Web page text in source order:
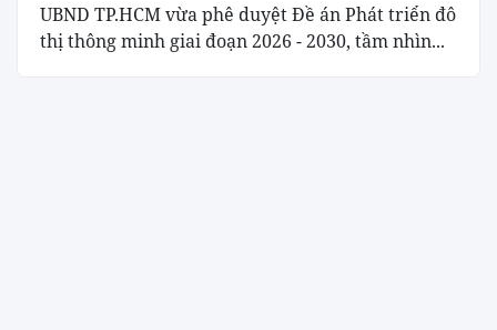
UBND TP.HCM vừa phê duyệt Đề án Phát triển đô
thị thông minh giai đoạn 2026 - 2030, tầm nhìn...